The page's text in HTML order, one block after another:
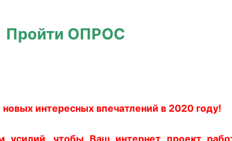
Пройти ОПРОС
интересных впечатлений в 2020 году!